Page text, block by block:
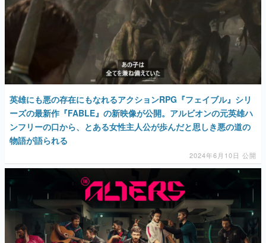
英雄にも悪の存在にもなれるアクションRPG『フェイブル』シリ
ーズの最新作『FABLE』の新映像が公開。アルビオンの元英雄ハ
ンフリーの口から、とある女性主人公が歩んだと思しき悪の道の
物語が語られる
2024年6月10日 公開